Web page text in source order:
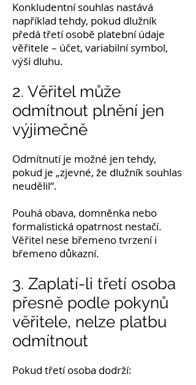
Konkludentní souhlas nastává
například tehdy, pokud dlužník
předá třetí osobě platební údaje
věřitele – účet, variabilní symbol,
výši dluhu.
2. Věřitel může
odmítnout plnění jen
výjimečně
Odmítnutí je možné jen tehdy,
pokud je „zjevné, že dlužník souhlas
neudělil“.
Pouhá obava, domněnka nebo
formalistická opatrnost nestačí.
Věřitel nese břemeno tvrzení i
břemeno důkazní.
3. Zaplatí-li třetí osoba
přesně podle pokynů
věřitele, nelze platbu
odmítnout
Pokud třetí osoba dodrží: